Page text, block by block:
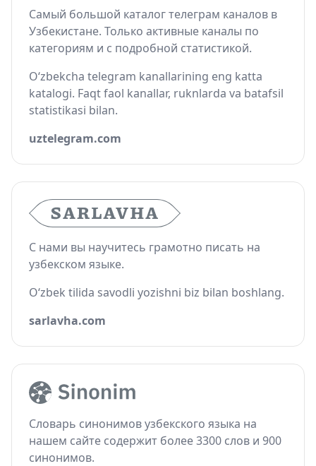
Самый большой каталог телеграм каналов в
Узбекистане. Только активные каналы по
категориям и с подробной статистикой.
O‘zbekcha telegram kanallarining eng katta
katalogi. Faqt faol kanallar, ruknlarda va batafsil
statistikasi bilan.
uztelegram.com
С нами вы научитесь грамотно писать на
узбекском языке.
O‘zbek tilida savodli yozishni biz bilan boshlang.
sarlavha.com
Словарь синонимов узбекского языка на
нашем сайте содержит более 3300 слов и 900
синонимов.